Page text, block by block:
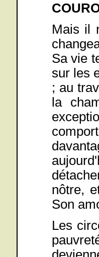
Mais il
Sa vie
sur les
; au
la
nôtre,
Son
Les